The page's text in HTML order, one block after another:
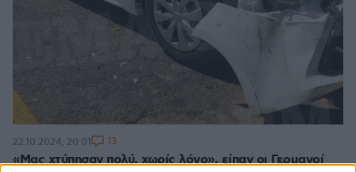
«Μας χτύπησαν πολύ, χωρίς λόγο», είπαν οι Γερμανοί
22.10.2024, 20:01 13